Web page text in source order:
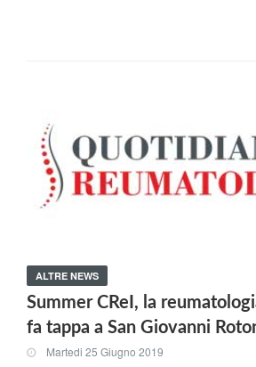
ALTRE NEWS
Summer CReI, la
fa tappa a San Giovanni
Martedi 25 Giugno 2019